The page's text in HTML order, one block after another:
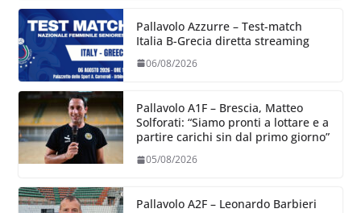
Pallavolo Azzurre – Test-match
Italia B-Grecia diretta streaming
06/08/2026
Pallavolo A1F – Brescia, Matteo
Solforati: “Siamo pronti a lottare e a
partire carichi sin dal primo giorno”
05/08/2026
Pallavolo A2F – Leonardo Barbieri